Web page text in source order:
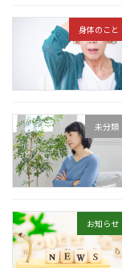
身体のこと
未分類
お知らせ